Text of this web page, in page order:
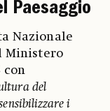
Paesaggio
Nazionale
Ministero
con
del
i